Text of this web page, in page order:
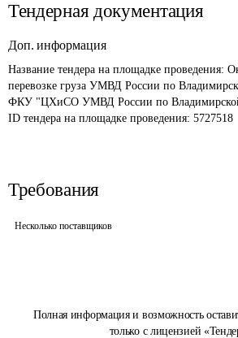
Полная информация и возможность
только с лицензией
Тендерная документация
Доп. информация
Название тендера на площадке проведения:
перевозке груза УМВД России по
ФКУ "ЦХиСО УМВД России по
ID тендера на площадке проведения: 5727518
Требования
Несколько поставщиков